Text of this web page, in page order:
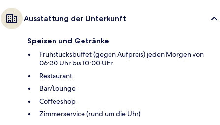
Ausstattung der Unterkunft
Speisen und Getränke
Frühstücksbuffet (gegen Aufpreis) jeden Morgen von
06:30 Uhr bis 10:00 Uhr
Restaurant
Bar/Lounge
Coffeeshop
Zimmerservice (rund um die Uhr)